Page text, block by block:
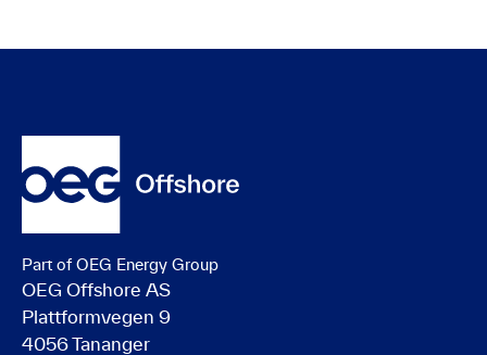
Part of OEG Energy Group
OEG Offshore AS
Plattformvegen 9
4056 Tananger